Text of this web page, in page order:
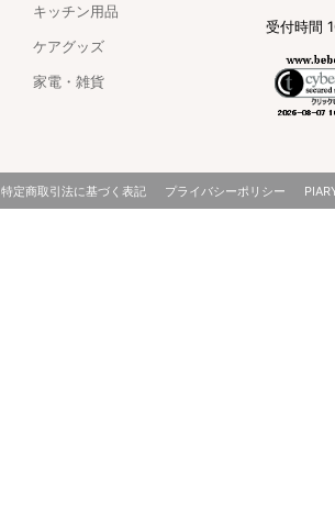
キッチン用品
ケアグッズ
家電・雑貨
受付時間
特定商取引法に基づく表記 プライバシーポリシー